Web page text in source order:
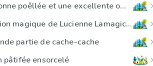
Une bonne poêllée et une excellente omelette
La potion magique de Lucienne Lamagicienne
partie de cache-cache
pâtifée ensorcelé